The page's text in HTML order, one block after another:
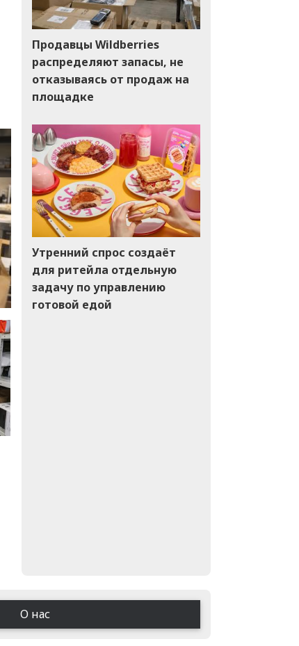
Продавцы Wildberries
распределяют запасы, не
отказываясь от продаж на
площадке
Утренний спрос создаёт
для ритейла отдельную
задачу по управлению
готовой едой
О нас